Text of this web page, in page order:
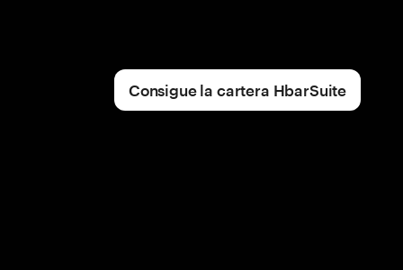
Consigue la cartera HbarSuite